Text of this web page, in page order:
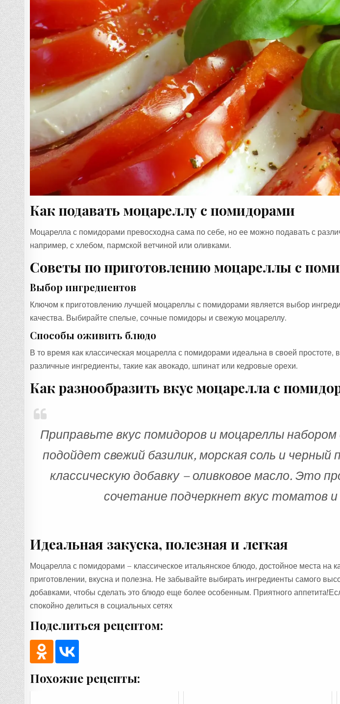
Как подавать моцареллу с помидорами
Моцарелла с помидорами превосходна сама по себе, но ее можно подавать с
например, с хлебом, пармской ветчиной или оливками.
Советы по приготовлению моцареллы с
Выбор ингредиентов
Ключом к приготовлению лучшей моцареллы с помидорами является выбор
качества. Выбирайте спелые, сочные помидоры и свежую моцареллу.
Способы оживить блюдо
В то время как классическая моцарелла с помидорами идеальна в своей
различные ингредиенты, такие как авокадо, шпинат или кедровые орехи.
Как разнообразить вкус моцарелла с
Приправьте вкус помидоров и моцареллы
подойдет свежий базилик, морская соль и черный
классическую добавку – оливковое масло. Это
сочетание подчеркнет вкус томатов
Идеальная закуска, полезная и легкая
Моцарелла с помидорами – классическое итальянское блюдо, достойное места на
приготовлении, вкусна и полезна. Не забывайте выбирать ингредиенты самого
добавками, чтобы сделать это блюдо еще более особенным. Приятного
спокойно делиться в социальных сетях
Поделиться рецептом:
Похожие рецепты: